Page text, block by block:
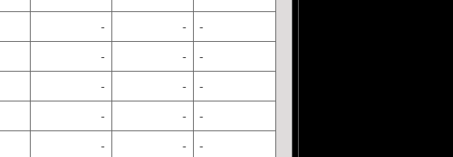
- - -
- - -
- - -
- - -
- - -